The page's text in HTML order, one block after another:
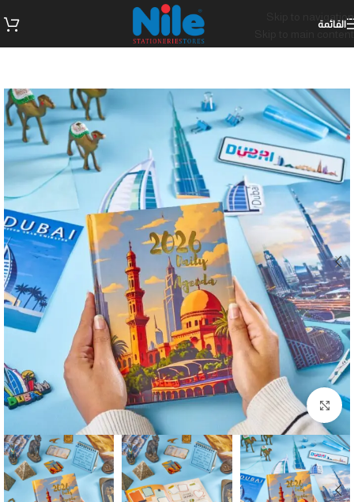
Skip to navigation
القائمة
Click to enlarge